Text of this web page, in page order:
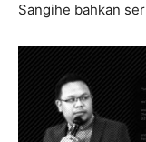
Sangihe bahkan